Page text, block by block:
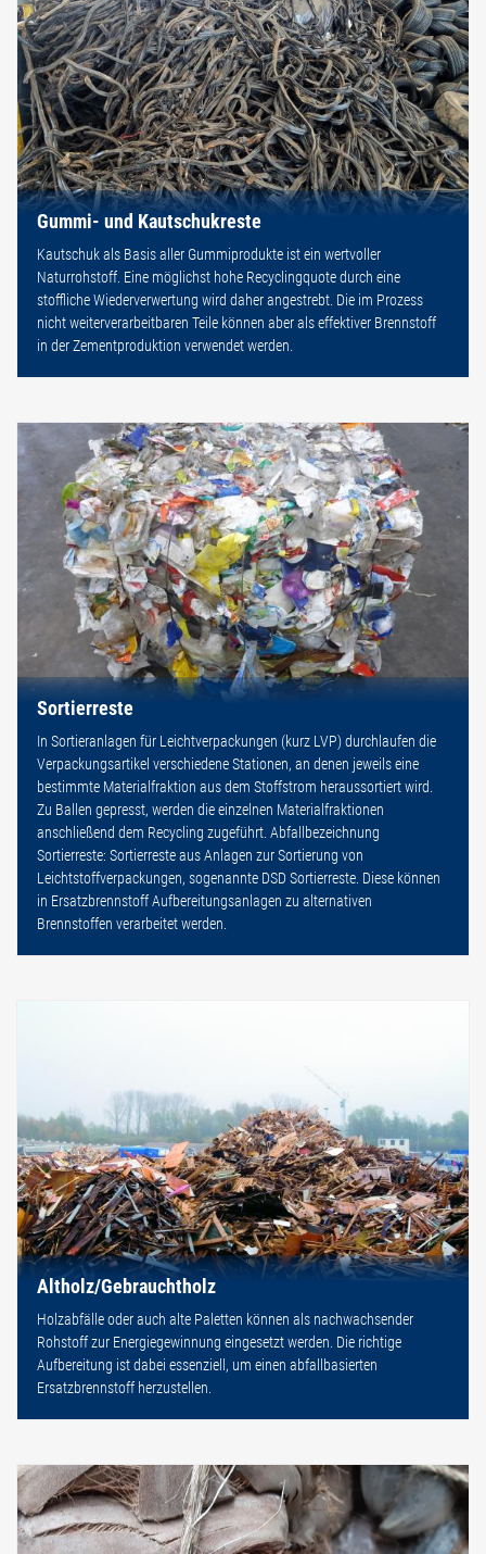
Gummi- und Kautschukreste
Kautschuk als Basis aller Gummiprodukte ist ein wertvoller
Naturrohstoff. Eine möglichst hohe Recyclingquote durch eine
stoffliche Wiederverwertung wird daher angestrebt. Die im Prozess
nicht weiterverarbeitbaren Teile können aber als effektiver Brennstoff
in der Zementproduktion verwendet werden.
Sortierreste
In Sortieranlagen für Leichtverpackungen (kurz LVP) durchlaufen die
Verpackungsartikel verschiedene Stationen, an denen jeweils eine
bestimmte Materialfraktion aus dem Stoffstrom heraussortiert wird.
Zu Ballen gepresst, werden die einzelnen Materialfraktionen
anschließend dem Recycling zugeführt. Abfallbezeichnung
Sortierreste: Sortierreste aus Anlagen zur Sortierung von
Leichtstoffverpackungen, sogenannte DSD Sortierreste. Diese können
in Ersatzbrennstoff Aufbereitungsanlagen zu alternativen
Brennstoffen verarbeitet werden.
Altholz/Gebrauchtholz
Holzabfälle oder auch alte Paletten können als nachwachsender
Rohstoff zur Energiegewinnung eingesetzt werden. Die richtige
Aufbereitung ist dabei essenziell, um einen abfallbasierten
Ersatzbrennstoff herzustellen.